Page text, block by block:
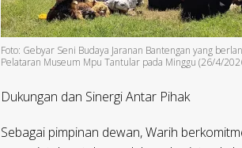
Foto: Gebyar Seni Budaya Jaranan Bantengan yang
Pelataran Museum Mpu Tantular pada Minggu (26/4/
Dukungan dan Sinergi Antar Pihak
Sebagai pimpinan dewan, Warih